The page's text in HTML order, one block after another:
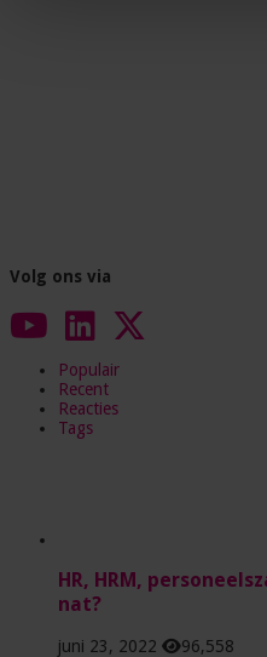
Volg ons via
Populair
Recent
Reacties
Tags
HR, HRM,
nat?
juni 23, 2022 96,558